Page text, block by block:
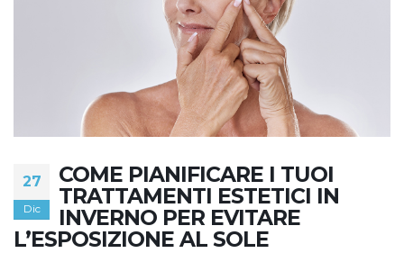
27
Dic
COME PIANIFICARE I TUOI
TRATTAMENTI ESTETICI IN
INVERNO PER EVITARE
L’ESPOSIZIONE AL SOLE